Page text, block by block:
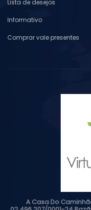
Lista de desejos
Informativo
Comprar vale presentes
A Casa Do